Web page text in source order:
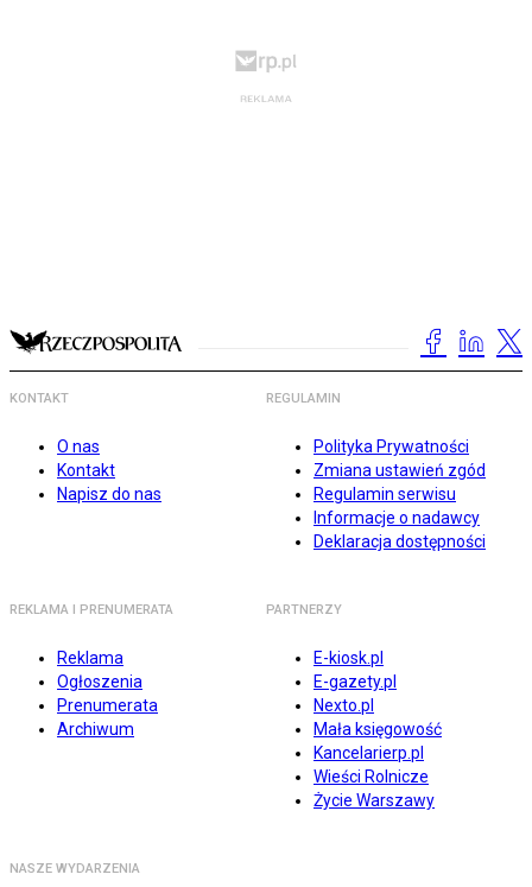
KONTAKT
O nas
Kontakt
Napisz do nas
REGULAMIN
Polityka Prywatności
Zmiana ustawień zgód
Regulamin serwisu
Informacje o nadawcy
Deklaracja dostępności
REKLAMA I PRENUMERATA
Reklama
Ogłoszenia
Prenumerata
Archiwum
PARTNERZY
E-kiosk.pl
E-gazety.pl
Nexto.pl
Mała księgowość
Kancelarierp.pl
Wieści Rolnicze
Życie Warszawy
NASZE WYDARZENIA